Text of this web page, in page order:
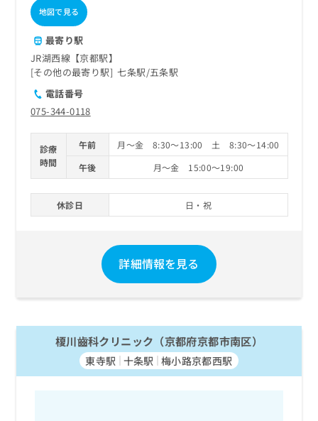
地図で見る
最寄り駅
JR湖西線【京都駅】
その他の最寄り駅
七条駅 五条駅
電話番号
075-344-0118
診療
時間
午前
月～金 8:30～13:00 土 8:30～14:00
午後
月～金 15:00～19:00
休診日 日・祝
詳細情報を見る
榎川齒科クリニック（京都府京都市南区）
東寺駅 十条駅 梅小路京都西駅